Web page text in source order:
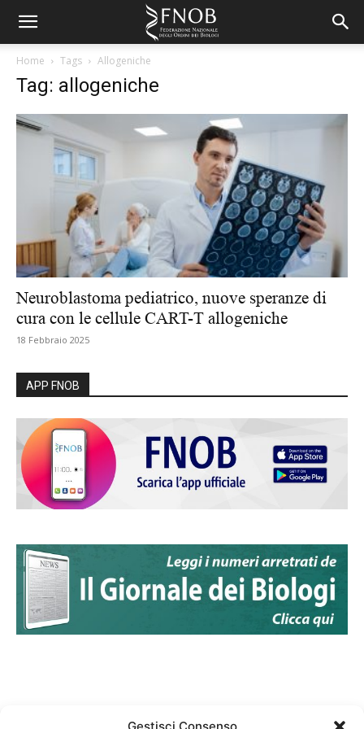
Home Tags Allogeniche
Tag: allogeniche
Neuroblastoma pediatrico, nuove speranze di
cura con le cellule CART-T allogeniche
18 Febbraio 2025
APP FNOB